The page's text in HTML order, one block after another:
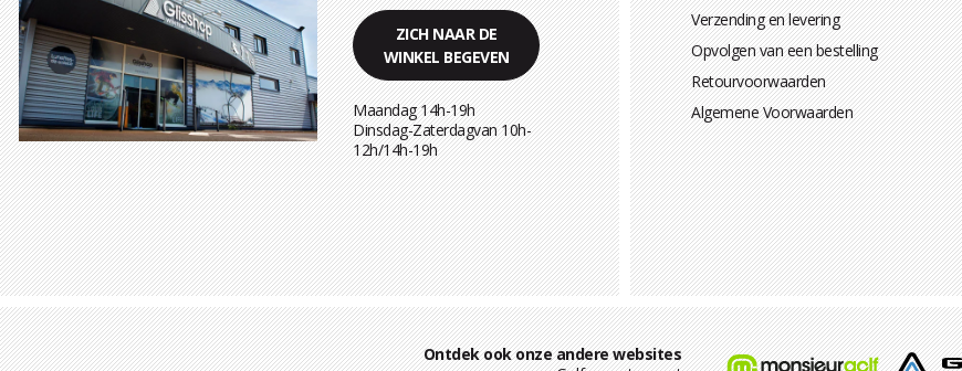
ZICH NAAR DE
WINKEL BEGEVEN
Maandag 14h-19h
Dinsdag-Zaterdagvan 10h-
12h/14h-19h
Verzending en levering
Opvolgen van een bestelling
Retourvoorwaarden
Algemene Voorwaarden
Ontdek ook onze andere websites